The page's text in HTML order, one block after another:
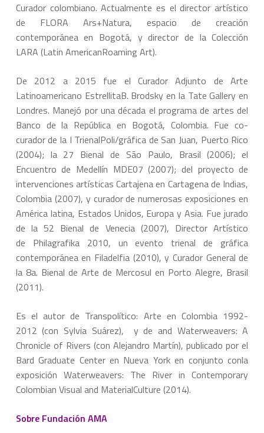
Curador colombiano. Actualmente es el director artístico
de FLORA Ars+Natura, espacio de creación
contemporánea en Bogotá, y director de la Colección
LARA (Latin AmericanRoaming Art).
De 2012 a 2015 fue el Curador Adjunto de Arte
Latinoamericano EstrellitaB. Brodsky en la Tate Gallery en
Londres. Manejó por una década el programa de artes del
Banco de la República en Bogotá, Colombia. Fue co-
curador de la I TrienalPoli/gráfica de San Juan, Puerto Rico
(2004); la 27 Bienal de São Paulo, Brasil (2006); el
Encuentro de Medellín MDE07 (2007); del proyecto de
intervenciones artísticas Cartajena en Cartagena de Indias,
Colombia (2007), y curador de numerosas exposiciones en
América latina, Estados Unidos, Europa y Asia. Fue jurado
de la 52 Bienal de Venecia (2007), Director Artístico
de Philagrafika 2010, un evento trienal de gráfica
contemporánea en Filadelfia (2010), y Curador General de
la 8a. Bienal de Arte de Mercosul en Porto Alegre, Brasil
(2011).
Es el autor de Transpolítico: Arte en Colombia 1992-
2012 (con Sylvia Suárez), y de and Waterweavers: A
Chronicle of Rivers (con Alejandro Martín), publicado por el
Bard Graduate Center en Nueva York en conjunto conla
exposición Waterweavers: The River in Contemporary
Colombian Visual and MaterialCulture (2014).
Sobre Fundación AMA